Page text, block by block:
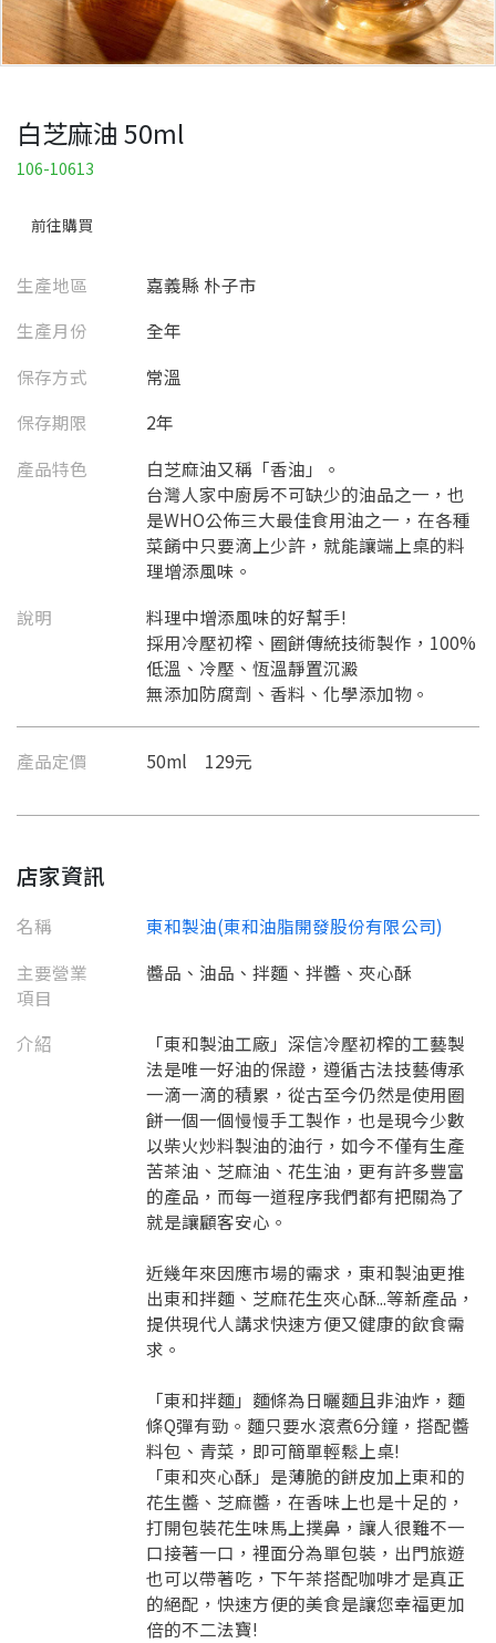
白芝麻油 50ml
106-10613
前往購買
生產地區
嘉義縣 朴子市
生產月份
全年
保存方式
常溫
保存期限
2年
產品特色
白芝麻油又稱「香油」。
台灣人家中廚房不可缺少的油品之一，也
是WHO公佈三大最佳食用油之一，在各種
菜餚中只要滴上少許，就能讓端上桌的料
理增添風味。
說明
料理中增添風味的好幫手!
採用冷壓初榨、圈餅傳統技術製作，100%
低溫、冷壓、恆溫靜置沉澱
無添加防腐劑、香料、化學添加物。
產品定價 50ml 129元
店家資訊
名稱
東和製油(東和油脂開發股份有限公司)
主要營業
項目
醬品、油品、拌麵、拌醬、夾心酥
介紹
「東和製油工廠」深信冷壓初榨的工藝製
法是唯一好油的保證，遵循古法技藝傳承
一滴一滴的積累，從古至今仍然是使用圈
餅一個一個慢慢手工製作，也是現今少數
以柴火炒料製油的油行，如今不僅有生產
苦茶油、芝麻油、花生油，更有許多豐富
的產品，而每一道程序我們都有把關為了
就是讓顧客安心。
近幾年來因應市場的需求，東和製油更推
出東和拌麵、芝麻花生夾心酥...等新產品，
提供現代人講求快速方便又健康的飲食需
求。
「東和拌麵」麵條為日曬麵且非油炸，麵
條Q彈有勁。麵只要水滾煮6分鐘，搭配醬
料包、青菜，即可簡單輕鬆上桌!
「東和夾心酥」是薄脆的餅皮加上東和的
花生醬、芝麻醬，在香味上也是十足的，
打開包裝花生味馬上撲鼻，讓人很難不一
口接著一口，裡面分為單包裝，出門旅遊
也可以帶著吃，下午茶搭配咖啡才是真正
的絕配，快速方便的美食是讓您幸福更加
倍的不二法寶!